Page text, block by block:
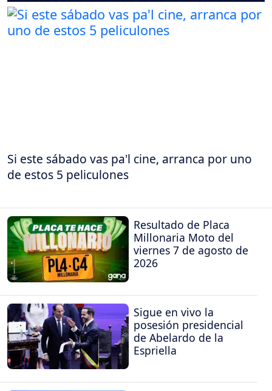
Si este sábado vas pa'l cine, arranca por uno
de estos 5 peliculones
Resultado de Placa
Millonaria Moto del
viernes 7 de agosto de
2026
Sigue en vivo la
posesión presidencial
de Abelardo de la
Espriella